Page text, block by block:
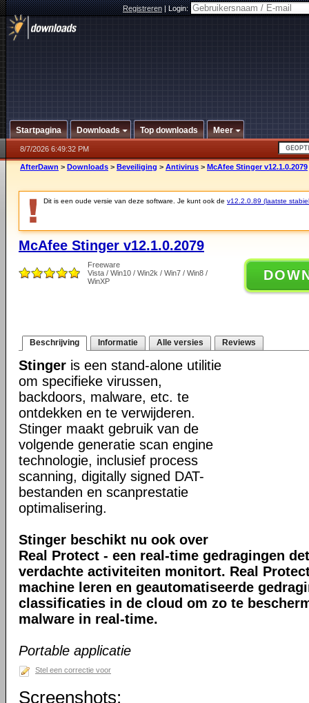
Registreren|Login:
Startpagina Downloads Top downloads Meer
8/7/2026 6:49:32 PM
AfterDawn > Downloads > Beveiliging > Antivirus > McAfee Stinger v12.1.0.2079
Dit is een oude versie van deze software. Je kunt ook de v12.2.0.89 (laatste
McAfee Stinger v12.1.0.2079
Freeware
Vista / Win10 / Win2k / Win7 / Win8 /
WinXP
Beschrijving Informatie Alle versies Reviews
Stinger is een stand-alone utilitie
om specifieke virussen,
backdoors, malware, etc. te
ontdekken en te verwijderen.
Stinger maakt gebruik van de
volgende generatie scan engine
technologie, inclusief process
scanning, digitally signed DAT-
bestanden en scanprestatie
optimalisering.
Stinger beschikt nu ook over
Real Protect - een real-time gedragingen
verdachte activiteiten monitort. Real
machine leren en geautomatiseerde
classificaties in de cloud om zo te
malware in real-time.
Portable applicatie
Stel een correctie voor
Screenshots: